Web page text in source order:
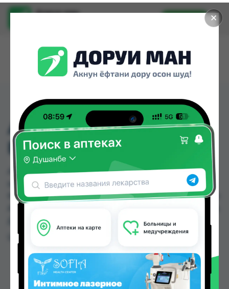
✕
Доруи ман
Установить
АНАФЕРОН ТБ №20
ВЗР
АНАФЕРОН ТБ №20 ВЗР можно купить или
заказать в аптеках, GS Дорухона, Абубакри
Карим, Авиценна, АЗИЗ ВАКО , Алишер-К, Амирӣ,
Душанбе и других городах Таджикистана
Цена: от34.80 TJS